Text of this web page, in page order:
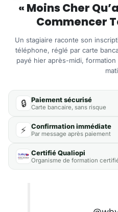
« Moins Cher
Commencer
Un stagiaire raconte son
téléphone, réglé par carte
payé hier après-midi,
🔒 Paiement sécurisé
Carte bancaire, sans risque
⚡ Confirmation immédiate
Par message après paiement
Certifié Qualiopi
Organisme de formation